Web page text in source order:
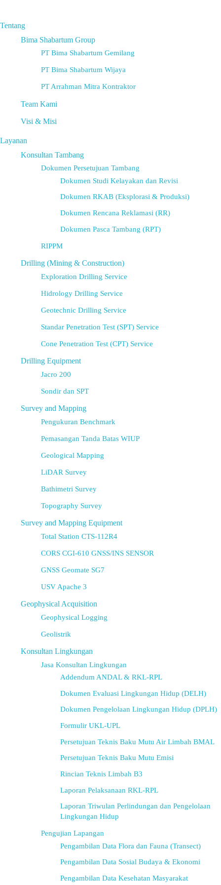
Tentang
Bima Shabartum Group
PT Bima Shabartum Gemilang
PT Bima Shabartum Wijaya
PT Arrahman Mitra Kontraktor
Team Kami
Visi & Misi
Layanan
Konsultan Tambang
Dokumen Persetujuan Tambang
Dokumen Studi Kelayakan dan Revisi
Dokumen RKAB (Eksplorasi & Produksi)
Dokumen Rencana Reklamasi (RR)
Dokumen Pasca Tambang (RPT)
RIPPM
Drilling (Mining & Construction)
Exploration Drilling Service
Hidrology Drilling Service
Geotechnic Drilling Service
Standar Penetration Test (SPT) Service
Cone Penetration Test (CPT) Service
Drilling Equipment
Jacro 200
Sondir dan SPT
Survey and Mapping
Pengukuran Benchmark
Pemasangan Tanda Batas WIUP
Geological Mapping
LiDAR Survey
Bathimetri Survey
Topography Survey
Survey and Mapping Equipment
Total Station CTS-112R4
CORS CGI-610 GNSS/INS SENSOR
GNSS Geomate SG7
USV Apache 3
Geophysical Acquisition
Geophysical Logging
Geolistrik
Konsultan Lingkungan
Jasa Konsultan Lingkungan
Addendum ANDAL & RKL-RPL
Dokumen Evaluasi Lingkungan Hidup (DELH)
Dokumen Pengelolaan Lingkungan Hidup (DPLH)
Formulir UKL-UPL
Persetujuan Teknis Baku Mutu Air Limbah BMAL
Persetujuan Teknis Baku Mutu Emisi
Rincian Teknis Limbah B3
Laporan Pelaksanaan RKL-RPL
Laporan Triwulan Perlindungan dan Pengelolaan
Lingkungan Hidup
Pengujian Lapangan
Pengambilan Data Flora dan Fauna (Transect)
Pengambilan Data Sosial Budaya & Ekonomi
Pengambilan Data Kesehatan Masyarakat